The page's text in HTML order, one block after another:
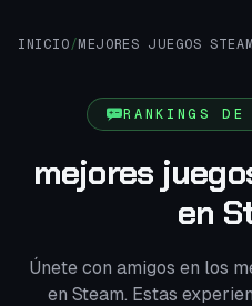
INICIO / MEJORES JUEGOS STEAM
RANKINGS DE
mejores
en
Únete con amigos en los
en Steam. Estas